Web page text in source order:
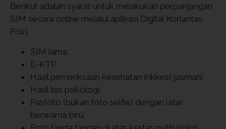
Berikut adalah syarat untuk melakukan perpanjangan
SIM secara online melalui aplikasi Digital Korlantas
Polri:
SIM lama.
E-KTP.
Hasil pemeriksaan kesehatan (rikkes) jasmani.
Hasil tes psikologi.
Pasfoto (bukan foto selfie) dengan latar
berwarna biru.